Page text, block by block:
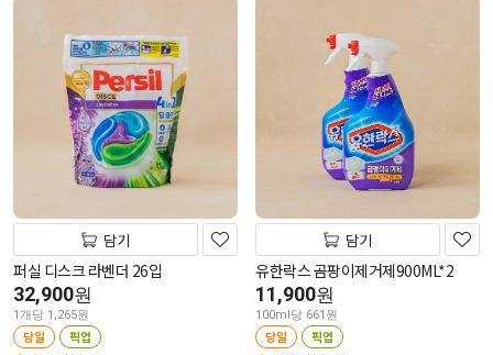
담기
퍼실 디스크 라벤더 26입
32,900원
1개당 1,265원
당일 픽업
담기
유한락스 곰팡이제거제900ML*2
11,900원
100ml당 661원
당일 픽업